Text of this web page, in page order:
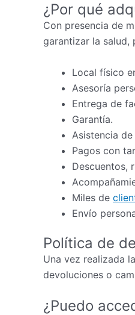
¿Por qué
Con presencia de
garantizar la salud,
Local físico
Asesoría
Entrega de
Garantía.
Asistencia
Pagos con
Descuentos,
Miles de
Envío
Política de
Una vez realizada
devoluciones o
¿Puedo